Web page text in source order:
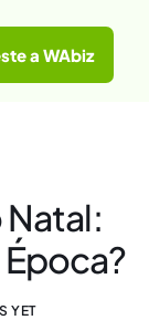
a WAbiz
YET